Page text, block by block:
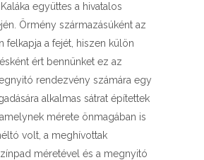
együttes a hivatalos
Örmény származásúként az
felkapja a fejét, hiszen külön
ért bennünket ez az
rendezvény számára egy
alkalmas sátrat építettek
mérete önmagában is
volt, a meghívottak
méretével és a megnyitó